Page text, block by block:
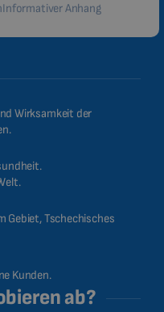
Informativer Anhang
Wirksamkeit der
Gebiet, Tschechisches
Kunden.
ab?